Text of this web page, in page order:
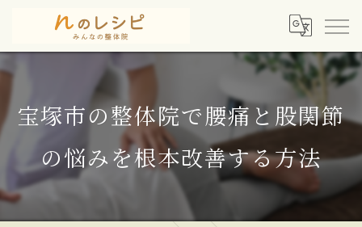
宝塚市の整体院で腰痛と股関節
の悩みを根本改善する方法